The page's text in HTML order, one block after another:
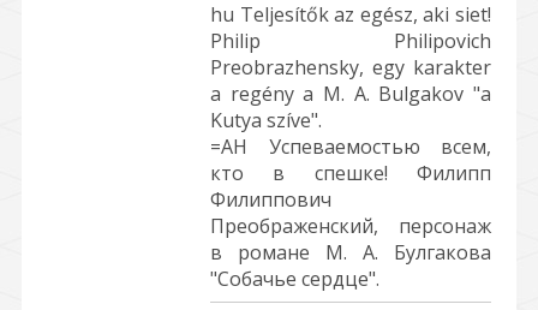
hu Teljesítők az egész, aki siet!
Philip Philipovich
Preobrazhensky, egy karakter
a regény a M. A. Bulgakov "a
Kutya szíve".
=АН Успеваемостью всем,
кто в спешке! Филипп
Филиппович
Преображенский, персонаж
в романе М. А. Булгакова
"Собачье сердце".